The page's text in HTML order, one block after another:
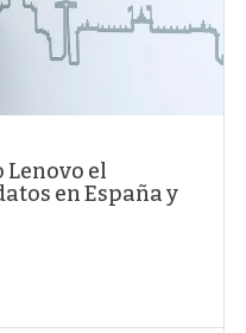
el
en España y